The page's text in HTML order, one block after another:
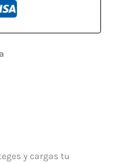
y cargas tu